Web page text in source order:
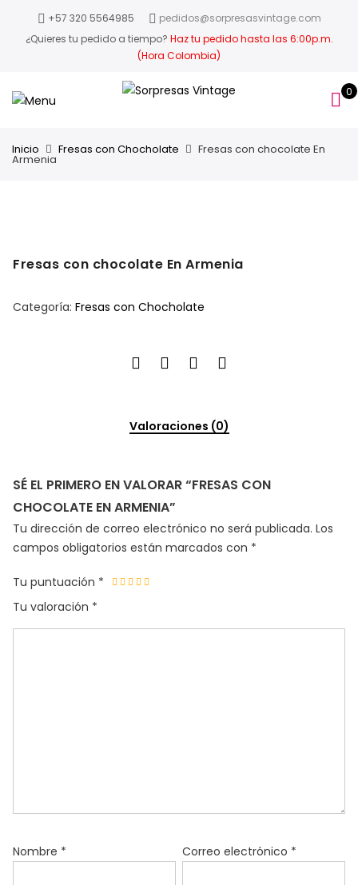
+57 320 5564985
pedidos@sorpresasvintage.com
¿Quieres tu pedido a tiempo? Haz tu pedido hasta las 6:00p.m.
(Hora Colombia)
0
Inicio Fresas con Chocholate Fresas con chocolate En
Armenia
Fresas con chocolate En Armenia
Categoría: Fresas con Chocholate
Valoraciones (0)
SÉ EL PRIMERO EN VALORAR “FRESAS CON
CHOCOLATE EN ARMENIA”
Tu dirección de correo electrónico no será publicada. Los
campos obligatorios están marcados con *
Tu puntuación *
Tu valoración *
Nombre * Correo electrónico *